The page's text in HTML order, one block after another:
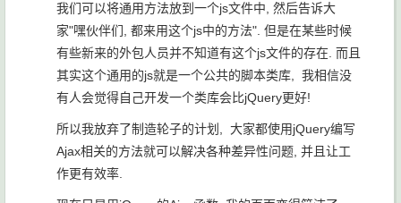
我们可以将通用方法放到一个js文件中, 然后告诉大
家"嘿伙伴们, 都来用这个js中的方法". 但是在某些时候
有些新来的外包人员并不知道有这个js文件的存在. 而且
其实这个通用的js就是一个公共的脚本类库, 我相信没
有人会觉得自己开发一个类库会比jQuery更好!
所以我放弃了制造轮子的计划, 大家都使用jQuery编写
Ajax相关的方法就可以解决各种差异性问题, 并且让工
作更有效率.